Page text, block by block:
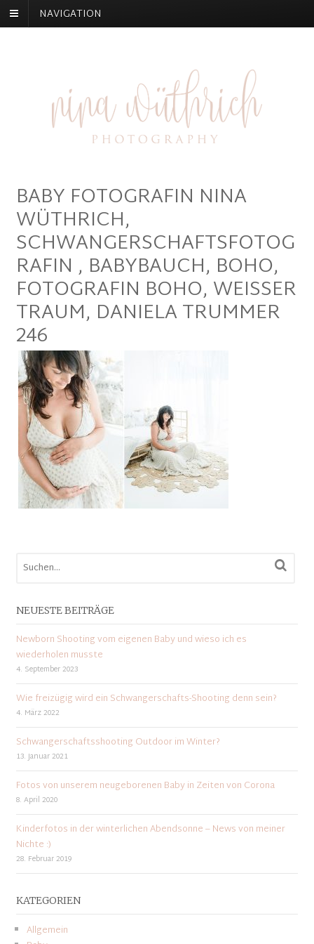
NAVIGATION
BABY FOTOGRAFIN NINA
WÜTHRICH,
SCHWANGERSCHAFTSFOTOG
RAFIN , BABYBAUCH, BOHO,
FOTOGRAFIN BOHO, WEISSER
TRAUM, DANIELA TRUMMER
246
NEUESTE BEITRÄGE
Newborn Shooting vom eigenen Baby und wieso ich es
wiederholen musste
4. September 2023
Wie freizügig wird ein Schwangerschafts-Shooting denn sein?
4. März 2022
Schwangerschaftsshooting Outdoor im Winter?
13. Januar 2021
Fotos von unserem neugeborenen Baby in Zeiten von Corona
8. April 2020
Kinderfotos in der winterlichen Abendsonne – News von meiner
Nichte :)
28. Februar 2019
KATEGORIEN
Allgemein